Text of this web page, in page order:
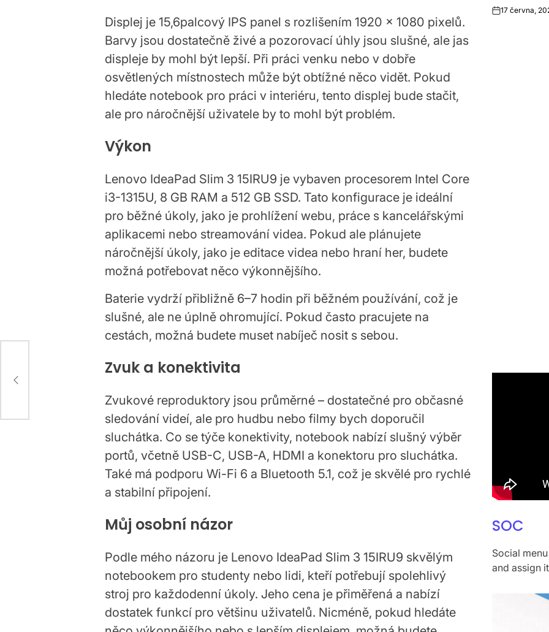
Displej je 15,6palcový IPS panel s rozlišením 1920 x 1080 pixelů.
Barvy jsou dostatečně živé a pozorovací úhly jsou slušné, ale jas
displeje by mohl být lepší. Při práci venku nebo v dobře
osvětlených místnostech může být obtížné něco vidět. Pokud
hledáte notebook pro práci v interiéru, tento displej bude stačit,
ale pro náročnější uživatele by to mohl být problém.
Výkon
Lenovo IdeaPad Slim 3 15IRU9 je vybaven procesorem Intel Core
i3-1315U, 8 GB RAM a 512 GB SSD. Tato konfigurace je ideální
pro běžné úkoly, jako je prohlížení webu, práce s kancelářskými
aplikacemi nebo streamování videa. Pokud ale plánujete
náročnější úkoly, jako je editace videa nebo hraní her, budete
možná potřebovat něco výkonnějšího.
Baterie vydrží přibližně 6–7 hodin při běžném používání, což je
slušné, ale ne úplně ohromující. Pokud často pracujete na
cestách, možná budete muset nabíječ nosit s sebou.
Zvuk a konektivita
Zvukové reproduktory jsou průměrné – dostatečné pro občasné
sledování videí, ale pro hudbu nebo filmy bych doporučil
sluchátka. Co se týče konektivity, notebook nabízí slušný výběr
portů, včetně USB-C, USB-A, HDMI a konektoru pro sluchátka.
Také má podporu Wi-Fi 6 a Bluetooth 5.1, což je skvělé pro rychlé
a stabilní připojení.
Můj osobní názor
Podle mého názoru je Lenovo IdeaPad Slim 3 15IRU9 skvělým
notebookem pro studenty nebo lidi, kteří potřebují spolehlivý
stroj pro každodenní úkoly. Jeho cena je přiměřená a nabízí
dostatek funkcí pro většinu uživatelů. Nicméně, pokud hledáte
POSTED
IN
PLAYTECH
Cea mai scumpă tastatură
din lume: Lux, obsesie și 3.600
de dolari pentru perfecțiune
Post
Date
17 června, 2025 By:
Post17 června,
SOC
Social
and assign